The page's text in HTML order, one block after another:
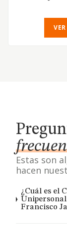
Estas son
hacen
¿Cuál es el
Francisco